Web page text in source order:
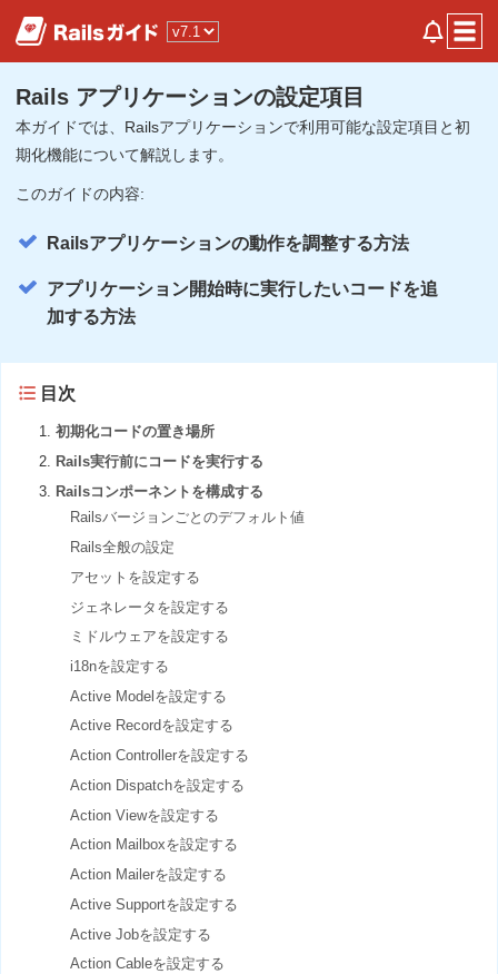
Rails アプリケーションの設定項目
本ガイドでは、Railsアプリケーションで利用可能な設定項目と初
期化機能について解説します。
このガイドの内容:
Railsアプリケーションの動作を調整する方法
アプリケーション開始時に実行したいコードを追
加する方法
目次
初期化コードの置き場所
Rails実行前にコードを実行する
Railsコンポーネントを構成する
Railsバージョンごとのデフォルト値
Rails全般の設定
アセットを設定する
ジェネレータを設定する
ミドルウェアを設定する
i18nを設定する
Active Modelを設定する
Active Recordを設定する
Action Controllerを設定する
Action Dispatchを設定する
Action Viewを設定する
Action Mailboxを設定する
Action Mailerを設定する
Active Supportを設定する
Active Jobを設定する
Action Cableを設定する